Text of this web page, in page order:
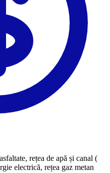
rețea de apă și canal (
electrică, rețea gaz metan